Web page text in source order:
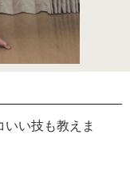
い技も教えま